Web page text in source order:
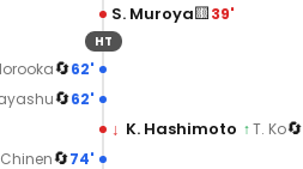
S. Muroya🟨39'
HT
62'
🔄
62'
🔄
↓ K. Hashimoto ↑T. Ko🔄
74'
🔄